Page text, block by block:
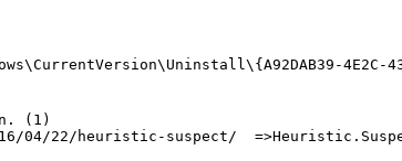
(1)
04/22/heuristic-suspect/